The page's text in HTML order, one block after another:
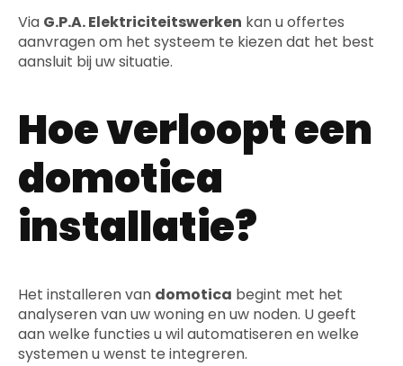
Via G.P.A. Elektriciteitswerken kan u offertes
aanvragen om het systeem te kiezen dat het best
aansluit bij uw situatie.
Hoe verloopt een
domotica
installatie?
Het installeren van domotica begint met het
analyseren van uw woning en uw noden. U geeft
aan welke functies u wil automatiseren en welke
systemen u wenst te integreren.